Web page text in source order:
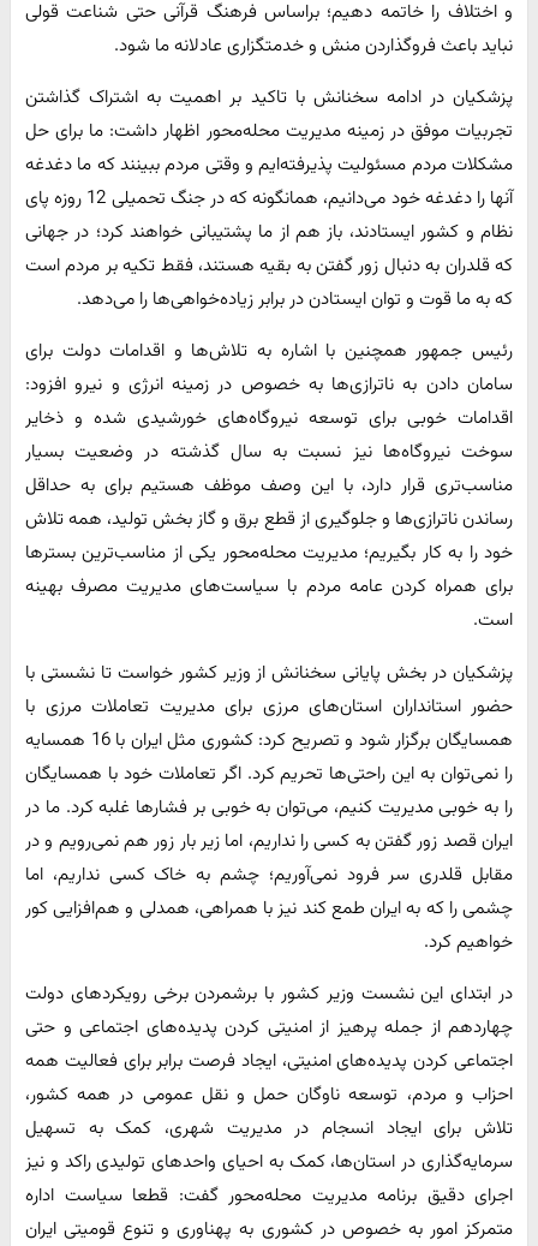
و اختلاف را خاتمه دهیم؛ براساس فرهنگ قرآنی حتی شناعت قولی
نباید باعث فروگذاردن منش و خدمتگزاری عادلانه ما شود.
پزشکیان در ادامه سخنانش با تاکید بر اهمیت به اشتراک گذاشتن
تجربیات موفق در زمینه مدیریت محله‌محور اظهار داشت: ما برای حل
مشکلات مردم مسئولیت پذیرفته‌ایم و وقتی مردم ببینند که ما دغدغه
آنها را دغدغه خود می‌دانیم، همانگونه که در جنگ تحمیلی 12 روزه پای
نظام و کشور ایستادند، باز هم از ما پشتیبانی خواهند کرد؛ در جهانی
که قلدران به دنبال زور گفتن به بقیه هستند، فقط تکیه بر مردم است
که به ما قوت و توان ایستادن در برابر زیاده‌خواهی‌ها را می‌دهد.
رئیس جمهور همچنین با اشاره به تلاش‌ها و اقدامات دولت برای
سامان دادن به ناترازی‌ها به خصوص در زمینه انرژی و نیرو افزود:
اقدامات خوبی برای توسعه نیروگاه‌های خورشیدی شده و ذخایر
سوخت نیروگاه‌ها نیز نسبت به سال گذشته در وضعیت بسیار
مناسب‌تری قرار دارد، با این وصف موظف هستیم برای به حداقل
رساندن ناترازی‌ها و جلوگیری از قطع برق و گاز بخش تولید، همه تلاش
خود را به کار بگیریم؛ مدیریت محله‌محور یکی از مناسب‌ترین بسترها
برای همراه کردن عامه مردم با سیاست‌های مدیریت مصرف بهینه
است.
پزشکیان در بخش پایانی سخنانش از وزیر کشور خواست تا نشستی با
حضور استانداران استان‌های مرزی برای مدیریت تعاملات مرزی با
همسایگان برگزار شود و تصریح کرد: کشوری مثل ایران با 16 همسایه
را نمی‌توان به این راحتی‌ها تحریم کرد. اگر تعاملات خود با همسایگان
را به خوبی مدیریت کنیم، می‌توان به خوبی بر فشارها غلبه کرد. ما در
ایران قصد زور گفتن به کسی را نداریم، اما زیر بار زور هم نمی‌رویم و در
مقابل قلدری سر فرود نمی‌آوریم؛ چشم به خاک کسی نداریم، اما
چشمی را که به ایران طمع کند نیز با همراهی، همدلی و هم‌افزایی کور
خواهیم کرد.
در ابتدای این نشست وزیر کشور با برشمردن برخی رویکردهای دولت
چهاردهم از جمله پرهیز از امنیتی کردن پدیده‌های اجتماعی و حتی
اجتماعی کردن پدیده‌های امنیتی، ایجاد فرصت برابر برای فعالیت همه
احزاب و مردم، توسعه ناوگان حمل و نقل عمومی در همه کشور،
تلاش برای ایجاد انسجام در مدیریت شهری، کمک به تسهیل
سرمایه‌گذاری در استان‌ها، کمک به احیای واحدهای تولیدی راکد و نیز
اجرای دقیق برنامه مدیریت محله‌محور گفت: قطعا سیاست اداره
متمرکز امور به خصوص در کشوری به پهناوری و تنوع قومیتی ایران